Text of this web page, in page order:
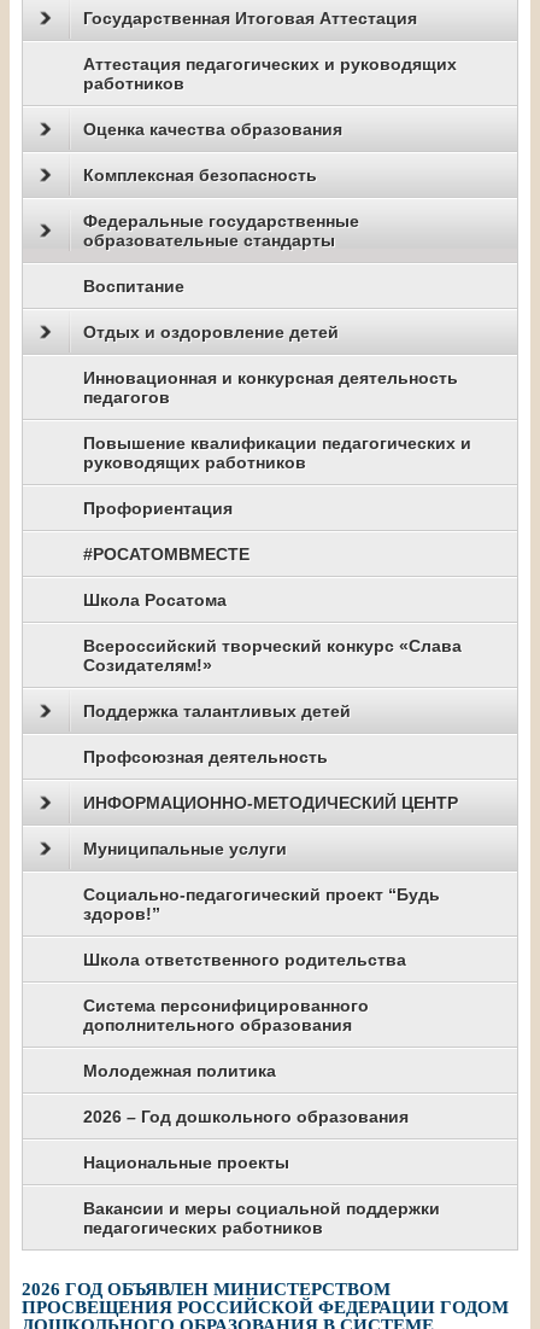
Государственная Итоговая Аттестация
Аттестация педагогических и руководящих
работников
Оценка качества образования
Комплексная безопасность
Федеральные государственные
образовательные стандарты
Воспитание
Отдых и оздоровление детей
Инновационная и конкурсная деятельность
педагогов
Повышение квалификации педагогических и
руководящих работников
Профориентация
#РОСАТОМВМЕСТЕ
Школа Росатома
Всероссийский творческий конкурс «Слава
Созидателям!»
Поддержка талантливых детей
Профсоюзная деятельность
ИНФОРМАЦИОННО-МЕТОДИЧЕСКИЙ ЦЕНТР
Муниципальные услуги
Социально-педагогический проект “Будь
здоров!”
Школа ответственного родительства
Система персонифицированного
дополнительного образования
Молодежная политика
2026 – Год дошкольного образования
Национальные проекты
Вакансии и меры социальной поддержки
педагогических работников
2026 ГОД ОБЪЯВЛЕН МИНИСТЕРСТВОМ
ПРОСВЕЩЕНИЯ РОССИЙСКОЙ ФЕДЕРАЦИИ ГОДОМ